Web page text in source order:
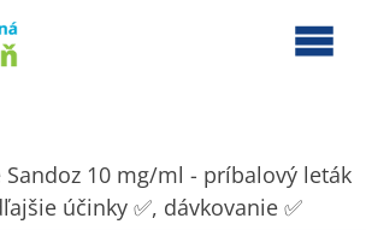
10 mg/ml - príbalový leták
účinky ✅, dávkovanie ✅